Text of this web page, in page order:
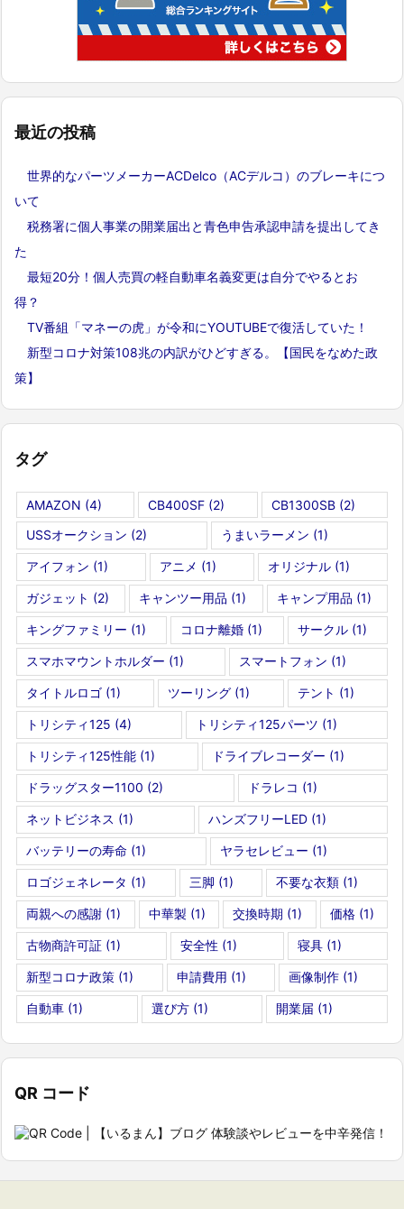
最近の投稿
世界的なパーツメーカーACDelco（ACデルコ）のブレーキにつ
いて
税務署に個人事業の開業届出と青色申告承認申請を提出してき
た
最短20分！個人売買の軽自動車名義変更は自分でやるとお
得？
TV番組「マネーの虎」が令和にYOUTUBEで復活していた！
新型コロナ対策108兆の内訳がひどすぎる。【国民をなめた政
策】
タグ
AMAZON (4) CB400SF (2) CB1300SB(2)
USSオークション (2) うまいラーメン (1)
アイフォン (1) アニメ (1) オリジナル (1)
ガジェット (2) キャンツー用品 (1) キャンプ用品 (1)
キングファミリー (1) コロナ離婚 (1) サークル(1)
スマホマウントホルダー (1) スマートフォン (1)
タイトルロゴ (1) ツーリング (1) テント (1)
トリシティ125 (4) トリシティ125パーツ (1)
トリシティ125性能 (1) ドライブレコーダー (1)
ドラッグスター1100 (2) ドラレコ (1)
ネットビジネス (1) ハンズフリーLED (1)
バッテリーの寿命 (1) ヤラセレビュー (1)
ロゴジェネレータ (1) 三脚 (1) 不要な衣類 (1)
両親への感謝 (1) 中華製 (1) 交換時期 (1) 価格(1)
古物商許可証 (1) 安全性 (1) 寝具(1)
新型コロナ政策 (1) 申請費用 (1) 画像制作 (1)
自動車 (1) 選び方(1) 開業届 (1)
QR コード